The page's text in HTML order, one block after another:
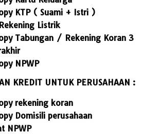
KTP ( Suami + Istri )
Listrik
Tabungan / Rekening Koran 3
NPWP
KREDIT UNTUK PERUSAHAAN :
rekening koran
Domisili perusahaan
NPWP